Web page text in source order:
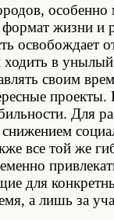
особенно
формат жизни и
освобождает
ходить в
своим
Для
все той же
для
а лишь за